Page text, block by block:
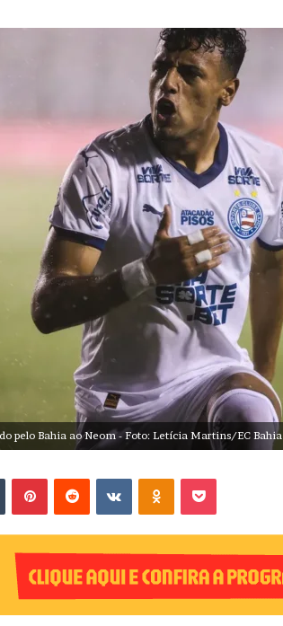
pelo Bahia ao Neom - Foto: Letícia Martins/EC Bahia
VK OK